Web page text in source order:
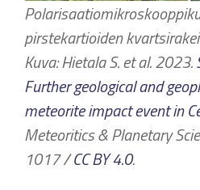
pirstekartioiden
Kuva: Hietala S. et al. 2023.
Further geological and
meteorite impact event in
Meteoritics & Planetary
1017 /CC BY 4.0.